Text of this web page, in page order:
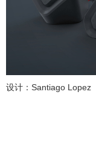
设计：Santiago Lopez